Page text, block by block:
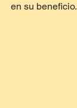
en su beneficio.